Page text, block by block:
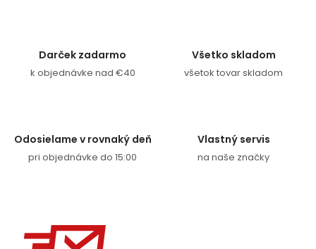
Darček zadarmo
k objednávke nad €40
Všetko skladom
všetok tovar skladom
Odosielame v rovnaký deň
pri objednávke do 15:00
Vlastný servis
na naše značky